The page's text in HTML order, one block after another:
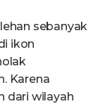
sebanyak
ikon
Karena
dari wilayah